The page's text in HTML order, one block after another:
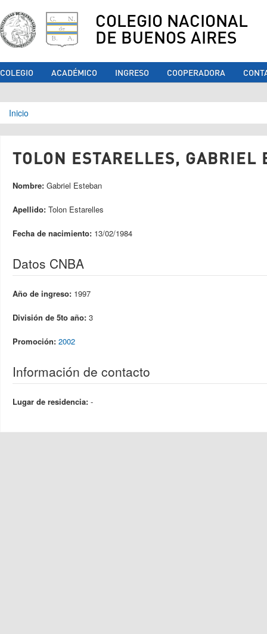
COLEGIO NACIONAL
DE BUENOS AIRES
COLEGIO ACADÉMICO INGRESO COOPERADORA
Se encuentra usted aquí
Inicio
TOLON ESTARELLES, GABRIEL
Nombre: Gabriel Esteban
Apellido: Tolon Estarelles
Fecha de nacimiento: 13/02/1984
Datos CNBA
Año de ingreso: 1997
División de 5to año: 3
Promoción: 2002
Información de contacto
Lugar de residencia: -